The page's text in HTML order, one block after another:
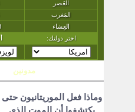
مدونين
وماذا فعل الموريتانيون حتى
يكتشفوا أن الموت الذي